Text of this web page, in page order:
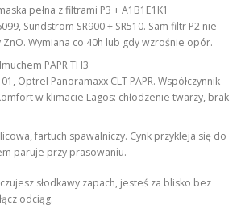
pełna z filtrami P3 + A1B1E1K1
Sundström SR900 + SR510. Sam filtr P2 nie
Wymiana co 40h lub gdy wzrośnie opór.
PAPR TH3
Optrel Panoramaxx CLT PAPR. Współczynnik
w klimacie Lagos: chłodzenie twarzy, brak
fartuch spawalniczy. Cynk przykleja się do
paruje przy prasowaniu.
słodkawy zapach, jesteś za blisko bez
odciąg.